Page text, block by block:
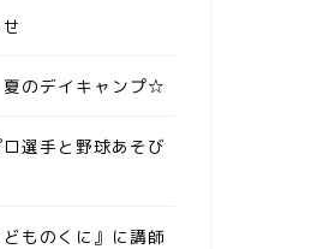
のデイキャンプ☆
選手と野球あそび
どものくに』に講師